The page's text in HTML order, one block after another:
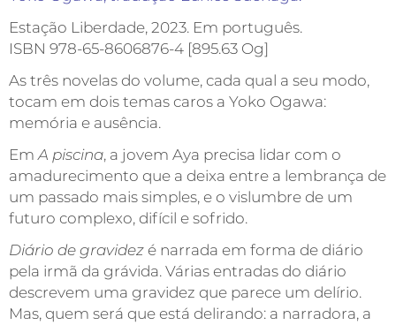
Estação Liberdade, 2023. Em português.
ISBN 978-65-8606876-4 [895.63 Og]
As três novelas do volume, cada qual a seu modo,
tocam em dois temas caros a Yoko Ogawa:
memória e ausência.
Em A piscina, a jovem Aya precisa lidar com o
amadurecimento que a deixa entre a lembrança de
um passado mais simples, e o vislumbre de um
futuro complexo, difícil e sofrido.
Diário de gravidez é narrada em forma de diário
pela irmã da grávida. Várias entradas do diário
descrevem uma gravidez que parece um delírio.
Mas, quem será que está delirando: a narradora, a